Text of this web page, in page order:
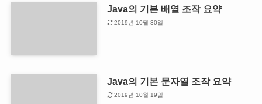
Java의 기본 배열 조작 요약
2019년 10월 30일
Java의 기본 문자열 조작 요약
2019년 10월 19일